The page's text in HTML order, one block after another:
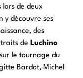
de deux
y découvre ses
des
de Luchino
le tournage du
Bardot, Michel